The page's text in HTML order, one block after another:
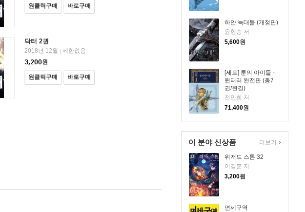
하얀 늑대들 (개정판)
윤현승 저
5,600원
[세트] 룬의 아이들 -
윈터러 완전판 (총7
권/완결)
전민희 저
71,400원
이 분야 신상품
위저드 스톤 32
이경훈 저
3,200원
면세구역
더보기
원클릭구매 바로구매
닥터 2권
2018년 12월
제한없음
3,200원
원클릭구매 바로구매